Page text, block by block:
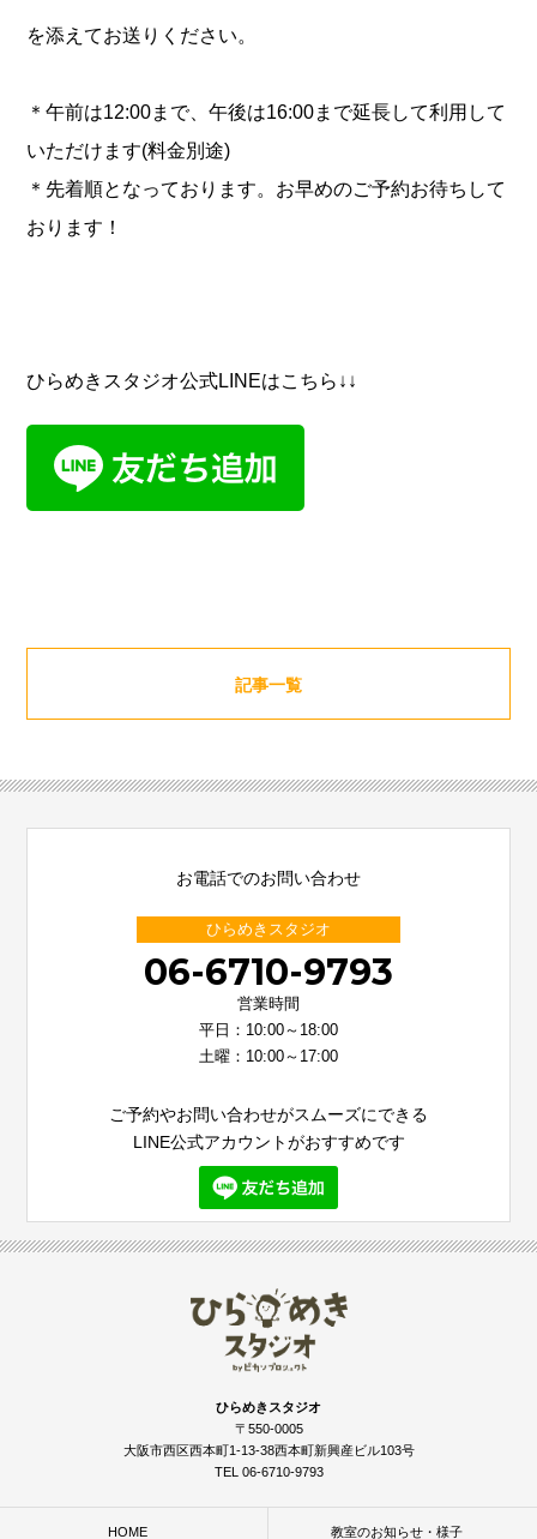
を添えてお送りください。
＊午前は12:00まで、午後は16:00まで延長して利用して
いただけます(料金別途)
＊先着順となっております。お早めのご予約お待ちして
おります！
ひらめきスタジオ公式LINEはこちら↓↓
記事一覧
お電話でのお問い合わせ
ひらめきスタジオ
06-6710-9793
営業時間
平日：10:00～18:00
土曜：10:00～17:00
ご予約やお問い合わせがスムーズにできる
LINE公式アカウントがおすすめです
ひらめきスタジオ
〒550-0005
大阪市西区西本町1-13-38西本町新興産ビル103号
TEL 06-6710-9793
HOME 教室のお知らせ・様子